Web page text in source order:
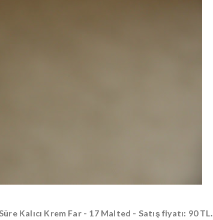
Kalıcı Krem Far - 17 Malted - Satış fiyatı: 90 TL.